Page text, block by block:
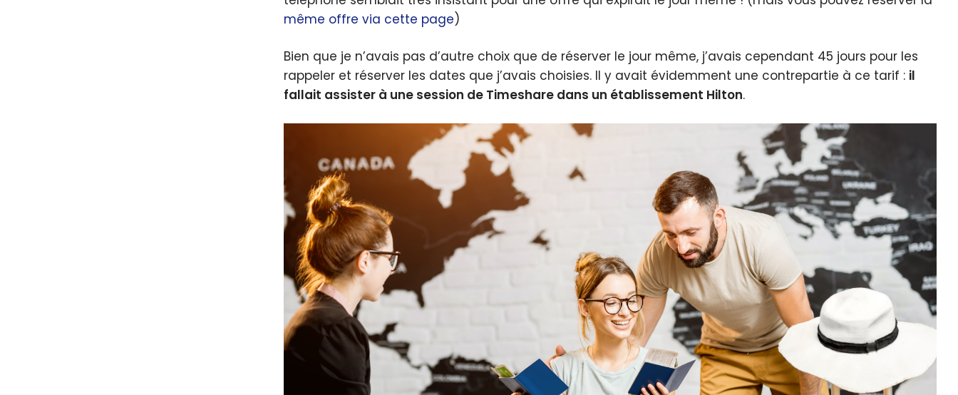
même offre via cette page)
Bien que je n’avais pas d’autre choix que de réserver le jour même, j’avais cependant 45 jours pour les
rappeler et réserver les dates que j’avais choisies. Il y avait évidemment une contrepartie à ce tarif : il
fallait assister à une session de Timeshare dans un établissement Hilton.